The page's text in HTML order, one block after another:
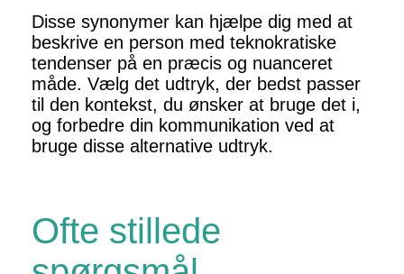
Disse synonymer kan hjælpe dig med at
beskrive en person med teknokratiske
tendenser på en præcis og nuanceret
måde. Vælg det udtryk, der bedst passer
til den kontekst, du ønsker at bruge det i,
og forbedre din kommunikation ved at
bruge disse alternative udtryk.
Ofte stillede